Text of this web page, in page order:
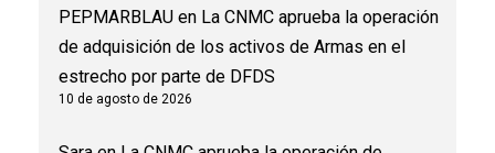
PEPMARBLAU en La CNMC aprueba la operación
de adquisición de los activos de Armas en el
estrecho por parte de DFDS
10 de agosto de 2026